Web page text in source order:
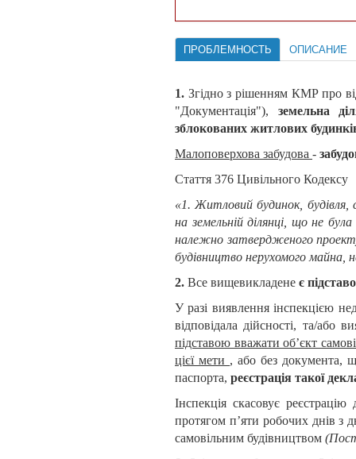
ПРОБЛЕМНОСТЬ ОПИСАНИЕ
1. Згідно з рішенням КМР про
"Документація"), земельна
зблокованих житлових
Малоповерхова забудова -
Стаття 376 Цивільного Кодексу
«1. Житловий будинок,
на земельній ділянці, що не
належно затвердженого
будівництво нерухомого майна,
2. Все вищевикладене є
У разі виявлення інспекцією
відповідала дійсності, та/або
підставою вважати об’єкт
цієї мети , або без документа,
паспорта, реєстрація такої
Інспекція скасовує
протягом п’яти робочих днів з
самовільним будівництвом